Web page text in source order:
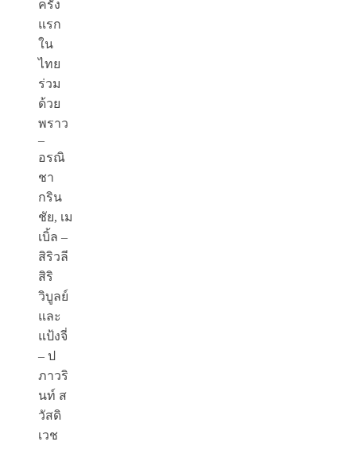
ครั้ง
แรก
ใน
ไทย
ร่วม
ด้วย
พราว
–
อรณิ
ชา
กริน
ชัย, เม
เบิ้ล –
สิริวลี
สิริ
วิบูลย์
และ
แป้งจี่
– ป
ภาวริ
นท์ ส
วัสดิ
เวช